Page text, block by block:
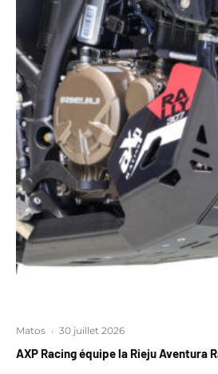
Matos · 30 juillet 2026
AXP Racing équipe la Rieju Aventura